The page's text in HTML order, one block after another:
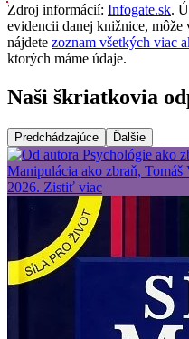
Zdroj informácií: Infogate.sk.
evidencii danej knižnice,
nájdete zoznam všetkých viac
ktorých máme údaje.
Naši škriatkovia
Predchádzajúce Ďalšie